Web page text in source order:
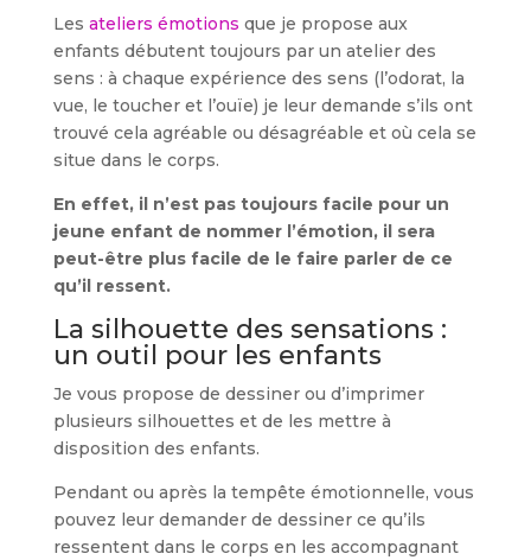
Les ateliers émotions que je propose aux
enfants débutent toujours par un atelier des
sens : à chaque expérience des sens (l’odorat, la
vue, le toucher et l’ouïe) je leur demande s’ils ont
trouvé cela agréable ou désagréable et où cela se
situe dans le corps.
En effet, il n’est pas toujours facile pour un
jeune enfant de nommer l’émotion, il sera
peut-être plus facile de le faire parler de ce
qu’il ressent.
La silhouette des sensations :
un outil pour les enfants
Je vous propose de dessiner ou d’imprimer
plusieurs silhouettes et de les mettre à
disposition des enfants.
Pendant ou après la tempête émotionnelle, vous
pouvez leur demander de dessiner ce qu’ils
ressentent dans le corps en les accompagnant